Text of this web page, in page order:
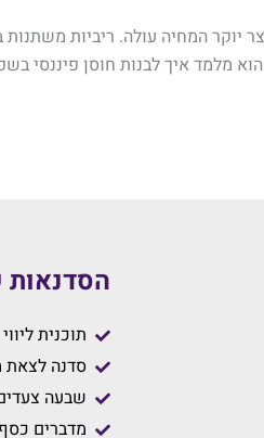
יוקר המחיה עולה. ריביות
מלמד איך לבנות חוסן פיננסי
הסדנאות
תוכנית ליווי
סדנה לצאת
שבעה
מדברים